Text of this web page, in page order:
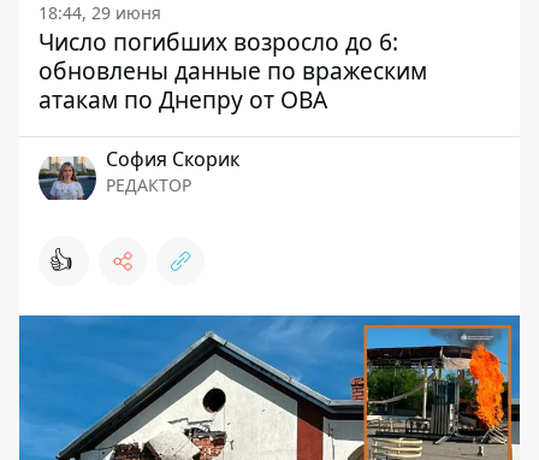
18:44, 29 июня
Число погибших возросло до 6:
обновлены данные по вражеским
атакам по Днепру от ОВА
София Скорик
РЕДАКТОР
👍